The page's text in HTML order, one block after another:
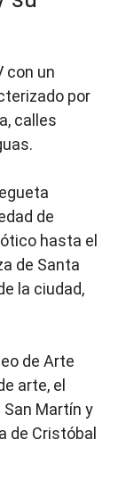
con un
por
calles
de
hasta el
de Santa
la ciudad,
de Arte
arte, el
Martín y
de Cristóbal